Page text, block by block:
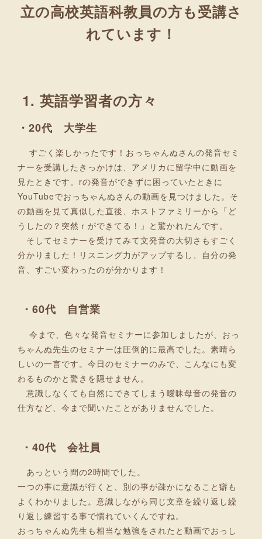
立の高校英語科教員の方も受講さ
れています！
1. 英語学習者の方々
・20代 大学生
すごく楽しかったです！おっちゃんぬさんの発音セミ
ナーを受講したきっかけは、アメリカに留学中に動画を
見たときです。rの発音ができずに困っていたときに
YouTubeでおっちゃんぬさんの動画を見つけました。そ
の動画を見て真似した直後、ホストファミリーから「ど
うしたの？突然ｒができてる！」と驚かれたんです。
そしてセミナーを受けてみて文発音の大切さもすごく
分かりました！リスニング力がアップするし、自分の発
音、すごい変わったのが分かります！
・60代 自営業
今まで、色々な発音セミナーに参加しましたが、おっ
ちゃんぬ先生のセミナーは圧倒的に最高でした。素晴ら
しいの一言です。今日のセミナーのみで、こんなにも変
わるものかと驚きを隠せません。
意識しなくても自然にできてしまう曖昧母音の発音の
仕方など、今まで聞いたことがありませんでした。
・40代 会社員
あっという間の2時間でした。
一つの事に意識が行くと、別の事が疎かになること癖も
よくわかりました。意識しながら同じ文章を繰り返し繰
り返し練習する事で慣れていくんですね。
おっちゃんぬ先生も相当な勉強をされたと動画でおっし